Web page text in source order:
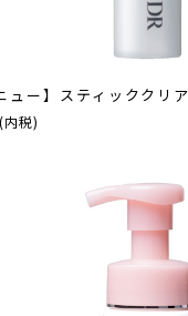
ュー】スティッククリア
税)